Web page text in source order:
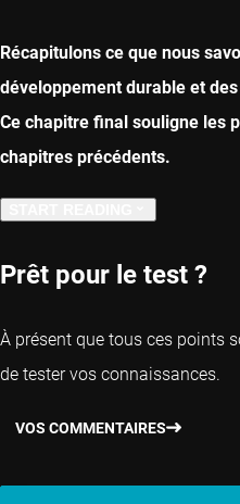
Récapitulons ce que nous
développement durable et
Ce chapitre final souligne les
chapitres précédents.
Prêt pour le test ?
À présent que tous ces points
de tester vos connaissances.
VOS COMMENTAIRES